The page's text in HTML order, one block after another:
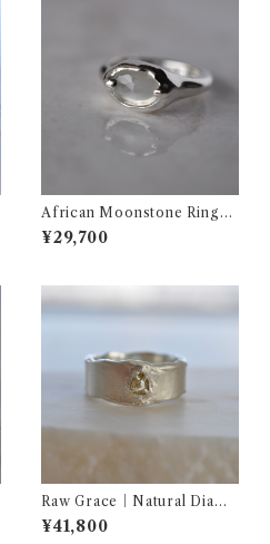
African Moonstone Ring
アフリカムーンストーン シル
バーリング
¥29,700
Raw Grace｜Natural Diamo
nd Wide Ring ナチュラル
ダイヤモンド ワイドリング
¥41,800